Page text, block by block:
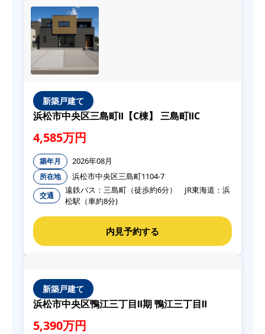
新築戸建て
浜松市中央区三島町Ⅱ【C棟】 三島町ⅡC
4,585万円
築年月 2026年08月
所在地 浜松市中央区三島町1104-7
交通
遠鉄バス：三島町（徒歩約6分） JR東海道：浜
松駅（車約8分)
新築戸建て
浜松市中央区鴨江三丁目Ⅱ期 鴨江三丁目Ⅱ
5,390万円